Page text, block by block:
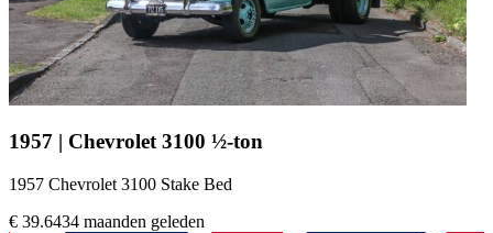
1957 | Chevrolet 3100 ½-ton
1957 Chevrolet 3100 Stake Bed
€ 39.6434 maanden geleden